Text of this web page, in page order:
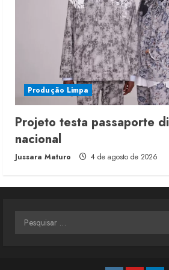
Produção Limpa
Projeto testa passaporte
nacional
Jussara Maturo 4 de agosto de 2026
Pesquisar